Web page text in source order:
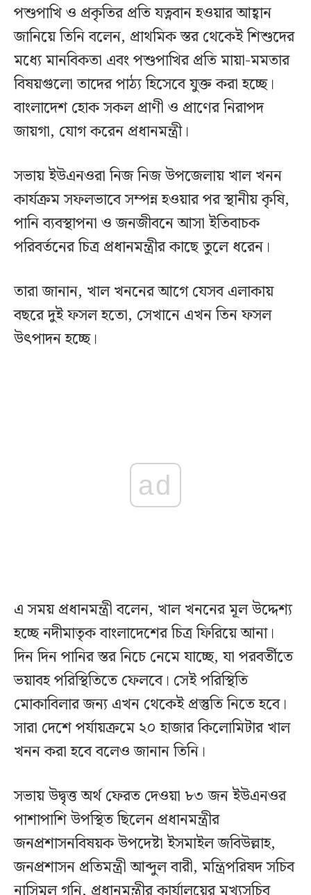
পশুপাখি ও প্রকৃতির প্রতি যত্নবান হওয়ার আহ্বান
জানিয়ে তিনি বলেন, প্রাথমিক স্তর থেকেই শিশুদের
মধ্যে মানবিকতা এবং পশুপাখির প্রতি মায়া-মমতার
বিষয়গুলো তাদের পাঠ্য হিসেবে যুক্ত করা হচ্ছে।
বাংলাদেশ হোক সকল প্রাণী ও প্রাণের নিরাপদ
জায়গা, যোগ করেন প্রধানমন্ত্রী।
সভায় ইউএনওরা নিজ নিজ উপজেলায় খাল খনন
কার্যক্রম সফলভাবে সম্পন্ন হওয়ার পর স্থানীয় কৃষি,
পানি ব্যবস্থাপনা ও জনজীবনে আসা ইতিবাচক
পরিবর্তনের চিত্র প্রধানমন্ত্রীর কাছে তুলে ধরেন।
তারা জানান, খাল খননের আগে যেসব এলাকায়
বছরে দুই ফসল হতো, সেখানে এখন তিন ফসল
উৎপাদন হচ্ছে।
ad
এ সময় প্রধানমন্ত্রী বলেন, খাল খননের মূল উদ্দেশ্য
হচ্ছে নদীমাতৃক বাংলাদেশের চিত্র ফিরিয়ে আনা।
দিন দিন পানির স্তর নিচে নেমে যাচ্ছে, যা পরবর্তীতে
ভয়াবহ পরিস্থিতিতে ফেলবে। সেই পরিস্থিতি
মোকাবিলার জন্য এখন থেকেই প্রস্তুতি নিতে হবে।
সারা দেশে পর্যায়ক্রমে ২০ হাজার কিলোমিটার খাল
খনন করা হবে বলেও জানান তিনি।
সভায় উদ্বৃত্ত অর্থ ফেরত দেওয়া ৮৩ জন ইউএনওর
পাশাপাশি উপস্থিত ছিলেন প্রধানমন্ত্রীর
জনপ্রশাসনবিষয়ক উপদেষ্টা ইসমাইল জবিউল্লাহ,
জনপ্রশাসন প্রতিমন্ত্রী আব্দুল বারী, মন্ত্রিপরিষদ সচিব